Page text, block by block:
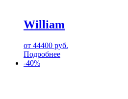
William
от 44400 руб.
Подробнее
-40%